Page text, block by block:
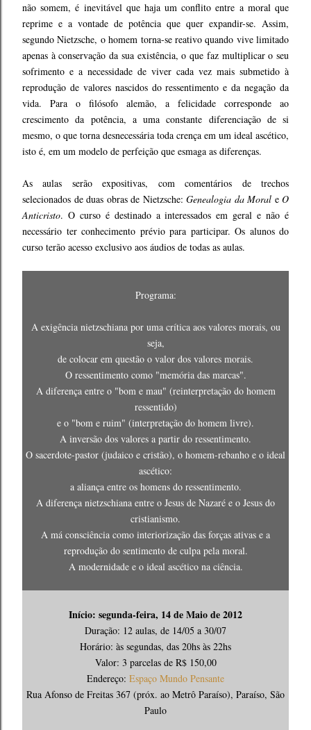
não somem, é inevitável que haja um conflito entre a moral que
reprime e a vontade de potência que quer expandir-se. Assim,
segundo Nietzsche, o homem torna-se reativo quando vive limitado
apenas à conservação da sua existência, o que faz multiplicar o seu
sofrimento e a necessidade de viver cada vez mais submetido à
reprodução de valores nascidos do ressentimento e da negação da
vida. Para o filósofo alemão, a felicidade corresponde ao
crescimento da potência, a uma constante diferenciação de si
mesmo, o que torna desnecessária toda crença em um ideal ascético,
isto é, em um modelo de perfeição que esmaga as diferenças.
As aulas serão expositivas, com comentários de trechos
selecionados de duas obras de Nietzsche: Genealogia da Moral e O
Anticristo. O curso é destinado a interessados em geral e não é
necessário ter conhecimento prévio para participar. Os alunos do
curso terão acesso exclusivo aos áudios de todas as aulas.
Programa:
A exigência nietzschiana por uma crítica aos valores morais, ou
seja,
de colocar em questão o valor dos valores morais.
O ressentimento como "memória das marcas".
A diferença entre o "bom e mau" (reinterpretação do homem
ressentido)
e o "bom e ruim" (interpretação do homem livre).
A inversão dos valores a partir do ressentimento.
O sacerdote-pastor (judaico e cristão), o homem-rebanho e o ideal
ascético:
a aliança entre os homens do ressentimento.
A diferença nietzschiana entre o Jesus de Nazaré e o Jesus do
cristianismo.
A má consciência como interiorização das forças ativas e a
reprodução do sentimento de culpa pela moral.
A modernidade e o ideal ascético na ciência.
Início: segunda-feira, 14 de Maio de 2012
Duração: 12 aulas, de 14/05 a 30/07
Horário: às segundas, das 20hs às 22hs
Valor: 3 parcelas de R$ 150,00
Endereço: Espaço Mundo Pensante
Rua Afonso de Freitas 367 (próx. ao Metrô Paraíso), Paraíso, São
Paulo